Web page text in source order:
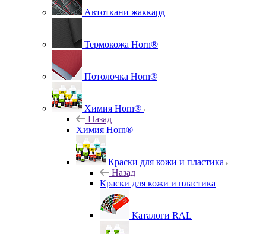
Автоткани жаккард
Термокожа Horn®
Потолочка Horn®
Химия Horn®
Назад
Химия Horn®
Краски для кожи и пластика
Назад
Краски для кожи и пластика
Каталоги RAL